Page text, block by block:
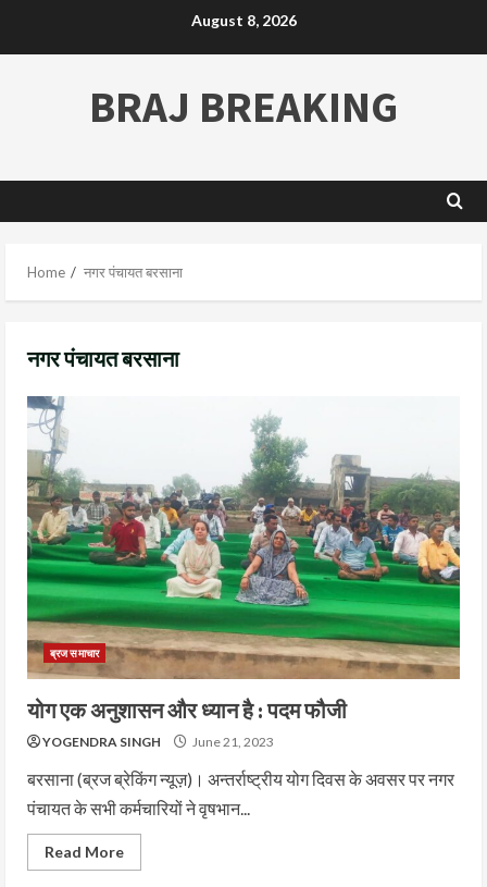
August 8, 2026
BRAJ BREAKING
Home नगर पंचायत बरसाना
नगर पंचायत बरसाना
ब्रज समाचार
योग एक अनुशासन और ध्यान है : पदम फौजी
YOGENDRA SINGH June 21, 2023
बरसाना (ब्रज ब्रेकिंग न्यूज़)। अन्तर्राष्ट्रीय योग दिवस के अवसर पर नगर
पंचायत के सभी कर्मचारियों ने वृषभान...
Read More